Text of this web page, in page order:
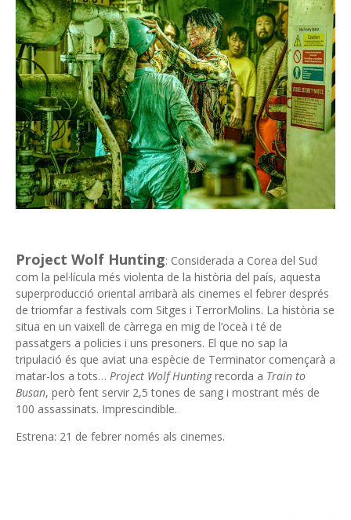
Project Wolf Hunting: Considerada a Corea del Sud
com la pel·lícula més violenta de la història del país, aquesta
superproducció oriental arribarà als cinemes el febrer després
de triomfar a festivals com Sitges i TerrorMolins. La història se
situa en un vaixell de càrrega en mig de l’oceà i té de
passatgers a policies i uns presoners. El que no sap la
tripulació és que aviat una espècie de Terminator començarà a
matar-los a tots… Project Wolf Huntingrecorda a Train to
Busan, però fent servir 2,5 tones de sang i mostrant més de
100 assassinats. Imprescindible.
Estrena: 21 de febrer només als cinemes.